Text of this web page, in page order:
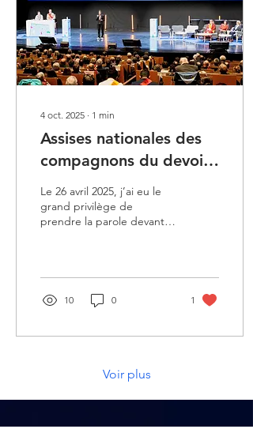
l’emploi, au changement, à
la reconnaissance — en
les...
4 oct. 2025 ∙ 1 min
Assises nationales des
compagnons du devoir -
opera dijon - 26 avril
2025
Le 26 avril 2025, j’ai eu le
grand privilège de
prendre la parole devant 1
10 0 1
Voir plus